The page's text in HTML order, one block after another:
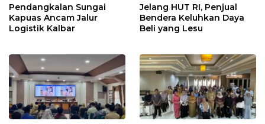
Pendangkalan Sungai
Kapuas Ancam Jalur
Logistik Kalbar
Jelang HUT RI, Penjual
Bendera Keluhkan Daya
Beli yang Lesu